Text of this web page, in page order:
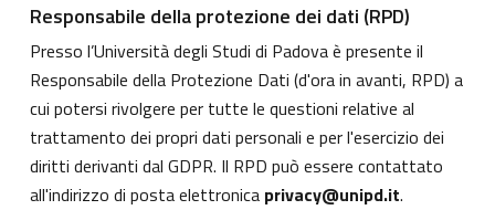
Responsabile della protezione dei dati (RPD)
Presso l’Università degli Studi di Padova è presente il
Responsabile della Protezione Dati (d'ora in avanti, RPD) a
cui potersi rivolgere per tutte le questioni relative al
trattamento dei propri dati personali e per l'esercizio dei
diritti derivanti dal GDPR. Il RPD può essere contattato
all'indirizzo di posta elettronica privacy@unipd.it.